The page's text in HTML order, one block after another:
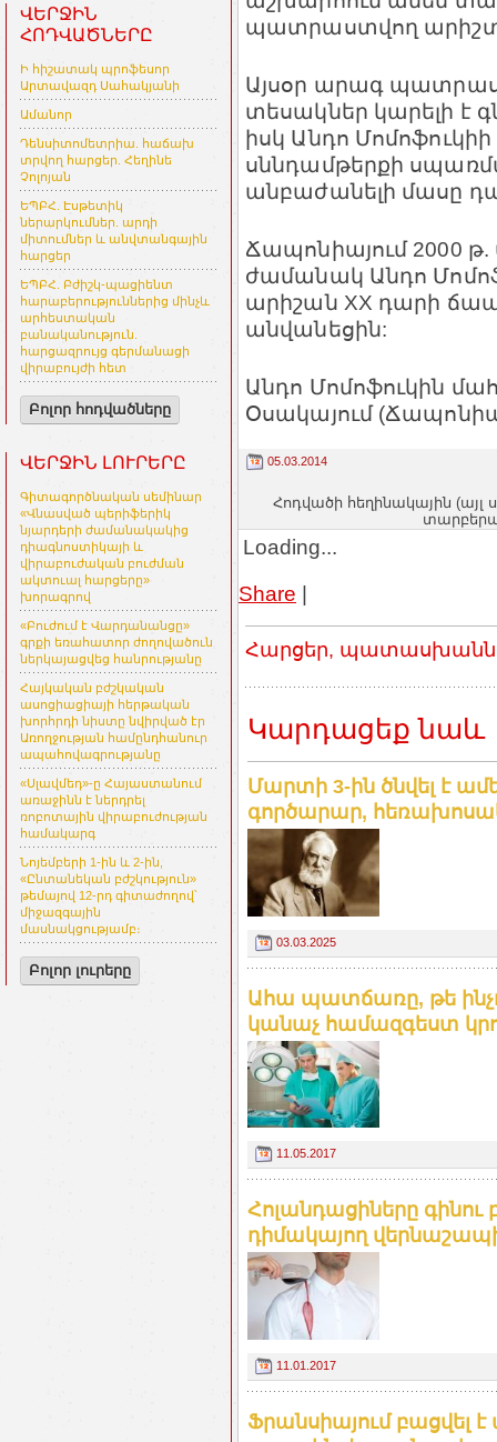
ՎԵՐՋԻՆ
ՀՈԴՎԱԾՆԵՐԸ
Ի հիշատակ պրոֆեսոր
Արտավազդ Սահակյանի
Ամանոր
Դենսիտոմետրիա. հաճախ
տրվող հարցեր. Հեղինե
Չոլոյան
ԵՊԲՀ. Էսթետիկ
ներարկումներ. արդի
միտումներ և անվտանգային
հարցեր
ԵՊԲՀ. Բժիշկ-պացիենտ
հարաբերություններից մինչև
արհեստական
բանականություն.
հարցազրույց գերմանացի
վիրաբույժի հետ
Բոլոր հոդվածները
ՎԵՐՋԻՆ ԼՈՒՐԵՐԸ
Գիտագործնական սեմինար
«Վնասված պերիֆերիկ
նյարդերի ժամանակակից
դիագնոստիկայի և
վիրաբուժական բուժման
ակտուալ հարցերը»
խորագրով
«Բուժում է Վարդանանցը»
գրքի եռահատոր ժողովածուն
ներկայացվեց հանրությանը
Հայկական բժշկական
ասոցիացիայի հերթական
խորհրդի նիստը նվիրված էր
Առողջության համընդհանուր
ապահովագրությանը
«Սլավմեդ»-ը Հայաստանում
առաջինն է ներդրել
ռոբոտային վիրաբուժության
համակարգ
Նոյեմբերի 1-ին և 2-ին,
«Ընտանեկան բժշկություն»
թեմայով 12-րդ գիտաժողով՝
միջազգային
մասնակցությամբ։
Բոլոր լուրերը
պատրաստվող
Այսօր արագ
տեսակներ կարելի է
իսկ Անդո
սննդամթերքի
անբաժանելի մասը
Ճապոնիայում 2000
ժամանակ Անդո
արիշան XX դարի
անվանեցին:
Անդո Մոմոֆուկին
Օսակայում
05.03.2014
Հոդվածի հեղինակային (այլ
Loading...
Share |
Հարցեր,
Կարդացեք նաև
Մարտի 3-ին ծնվել է
գործարար,
03.03.2025
Ահա պատճառը, թե
կանաչ համազգեստ
11.05.2017
Հոլանդացիները գինու
դիմակայող
11.01.2017
Ֆրանսիայում